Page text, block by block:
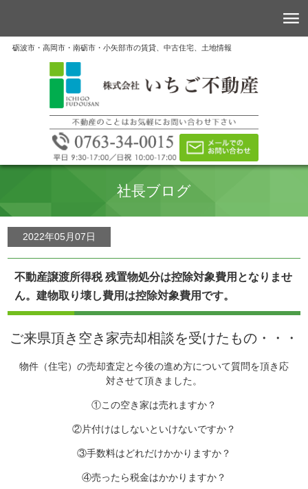
砺波市・高岡市・南砺市・小矢部市の賃貸、中古住宅、土地情報
社長ブログ
2022年05月07日
不動産譲渡所得税 残置物処分は控除対象費用となりませ
ん。建物取り壊し費用は控除対象費用です。
ご来県頂き空き家売却相談を受けたもの・・・
物件（住宅）の売却査定と今後の進め方について質問を頂き応
対させて頂きました。
①この空き家は売れますか？
②片付けはしないといけないですか？
③手数料はどれだけかかりますか？
④売ったら税金はかかりますか？